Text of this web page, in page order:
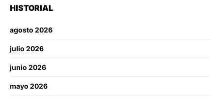
HISTORIAL
agosto 2026
julio 2026
junio 2026
mayo 2026